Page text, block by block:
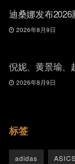
迪桑娜发布
2026年8月9日
倪妮、黄景瑜、
2026年8月9日
标签
adidas ASICS